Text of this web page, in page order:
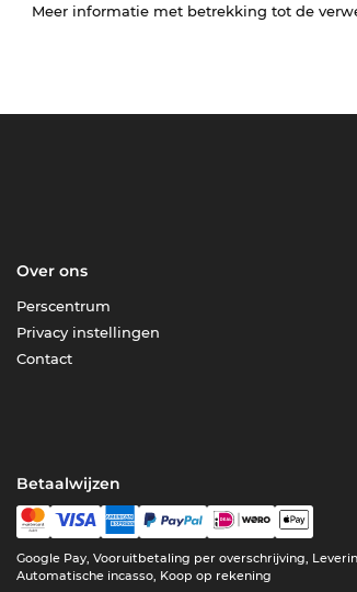
Meer informatie met betrekking tot de
Over ons
Perscentrum
Privacy instellingen
Contact
Betaalwijzen
Google Pay, Vooruitbetaling per overschrijving,
Automatische incasso, Koop op rekening